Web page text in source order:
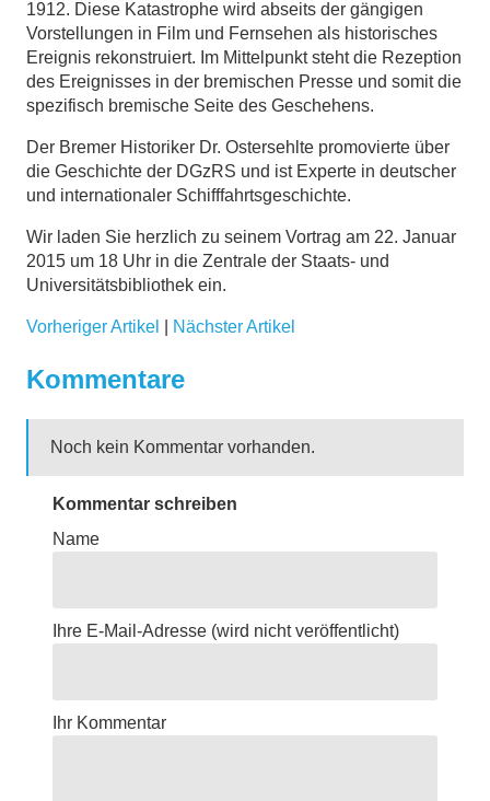
1912. Diese Katastrophe wird abseits der gängigen
Vorstellungen in Film und Fernsehen als historisches
Ereignis rekonstruiert. Im Mittelpunkt steht die Rezeption
des Ereignisses in der bremischen Presse und somit die
spezifisch bremische Seite des Geschehens.
Der Bremer Historiker Dr. Ostersehlte promovierte über
die Geschichte der DGzRS und ist Experte in deutscher
und internationaler Schifffahrtsgeschichte.
Wir laden Sie herzlich zu seinem Vortrag am 22. Januar
2015 um 18 Uhr in die Zentrale der Staats- und
Universitätsbibliothek ein.
Vorheriger Artikel Nächster Artikel
Kommentare
Noch kein Kommentar vorhanden.
Kommentar schreiben
Name
Ihre E-Mail-Adresse (wird nicht veröffentlicht)
Ihr Kommentar